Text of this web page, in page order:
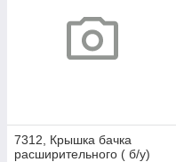
7312, Крышка бачка
расширительного ( б/у)